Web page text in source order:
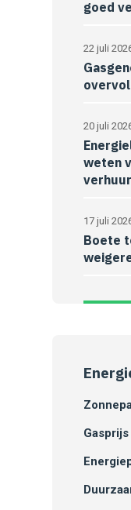
goed
22 juli
20 juli
weten
17 juli
Boete
Gasprijs